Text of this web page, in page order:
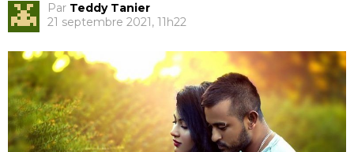
Par Teddy Tanier
21 septembre 2021, 11h22